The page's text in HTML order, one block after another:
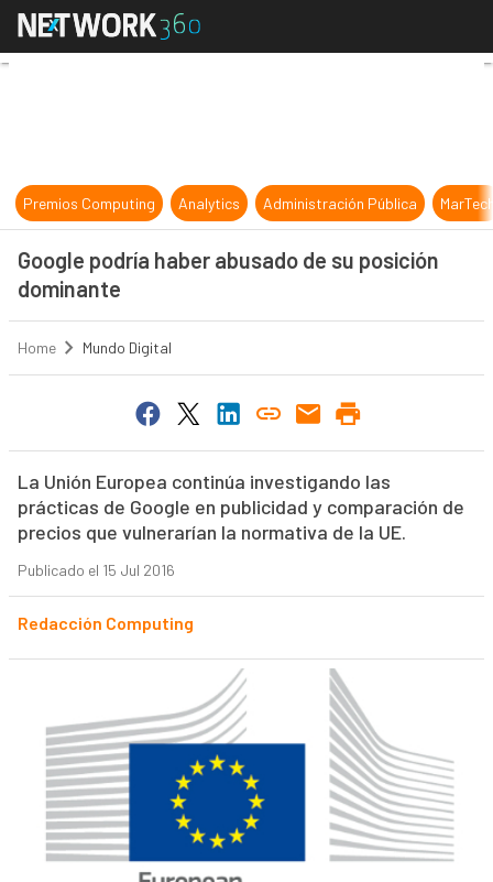
Google podría haber abusado de
Premios Computing Analytics Administración Pública
Google podría haber abusado de su posición
dominante
Home Mundo Digital
La Unión Europea continúa investigando las
prácticas de Google en publicidad y comparación de
precios que vulnerarían la normativa de la UE.
Publicado el 15 Jul 2016
Redacción Computing